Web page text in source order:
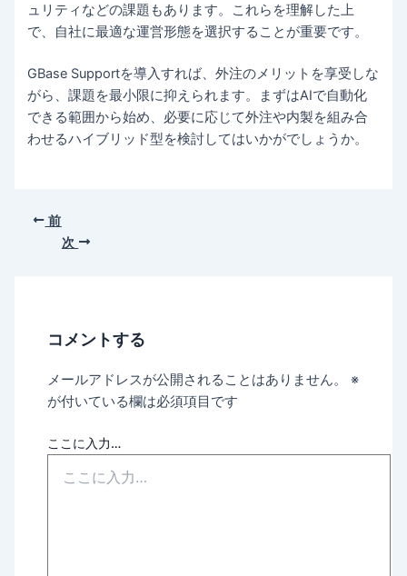
ュリティなどの課題もあります。これらを理解した上
で、自社に最適な運営形態を選択することが重要です。
GBase Supportを導入すれば、外注のメリットを享受しな
がら、課題を最小限に抑えられます。まずはAIで自動化
できる範囲から始め、必要に応じて外注や内製を組み合
わせるハイブリッド型を検討してはいかがでしょうか。
前
次
コメントする
メールアドレスが公開されることはありません。
※
が付いている欄は必須項目です
ここに入力…